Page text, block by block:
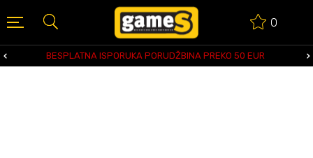
0
BESPLATNA ISPORUKA PORUDŽBINA PREKO 50 EUR